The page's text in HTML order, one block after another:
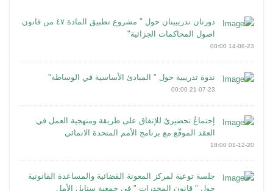
دورتان تدريبيتان حول " مشروع تطبيق المادة ٤٧ من قانون
اصول المحاكمات الجزائية"
14-08-23 00:00
ندوة تدريبية حول " المبادئ الأساسية في الوساطة"
21-07-23 00:00
إجتماعٌ تحضيريٌ للإتفاق على طريقة ومنهجية العمل في
العقد الموقّع مع برنامج الأمم المتحدة الانمائي
01-12-20 18:00
جلسة توعية لمركز المعونة القضائية والمساعدة القانونية
حول " قانون المخدرات " في جمعية سنابل الأمل